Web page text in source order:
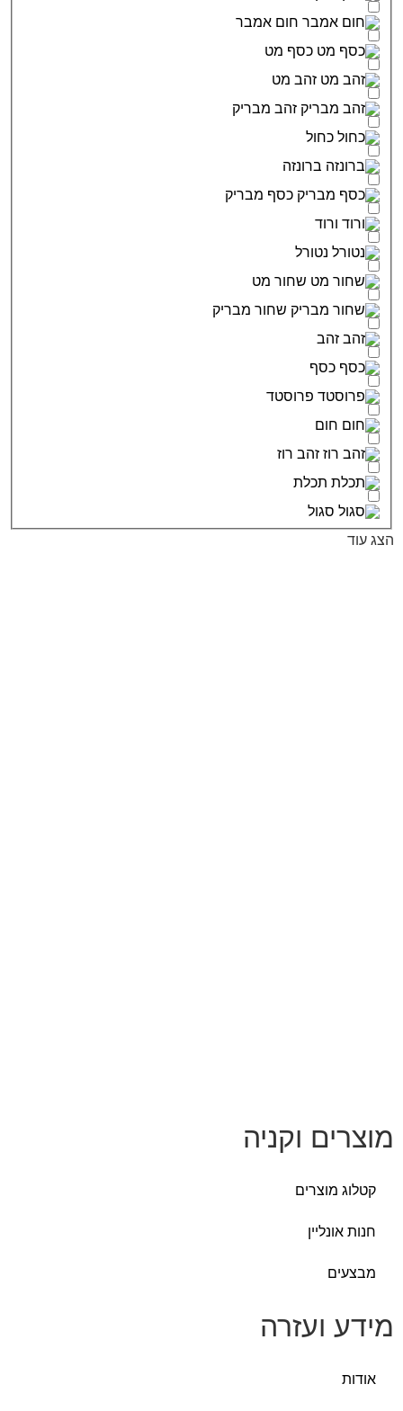
חום אמבר
כסף מט
זהב מט
זהב מבריק
כחול
ברונזה
כסף מבריק
ורוד
נטורל
שחור מט
שחור מבריק
זהב
כסף
פרוסטד
חום
זהב רוז
תכלת
סגול
וקניה
מוצרים
ועזרה